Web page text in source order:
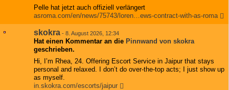
Pelle hat jetzt auch offiziell verlängert
asroma.com/en/news/75743/loren…ews-contract-with-as-roma
skokra - 8. August 2026, 12:34
Hat einen Kommentar an die Pinnwand von skokra
geschrieben.
Hi, I’m Rhea, 24. Offering Escort Service in Jaipur that stays
personal and relaxed. I don’t do over-the-top acts; I just show up
as myself.
in.skokra.com/escorts/jaipur